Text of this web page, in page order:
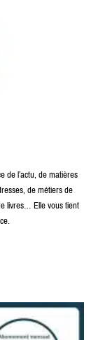
de l’actu, de matières
de métiers de
livres… Elle vous tient